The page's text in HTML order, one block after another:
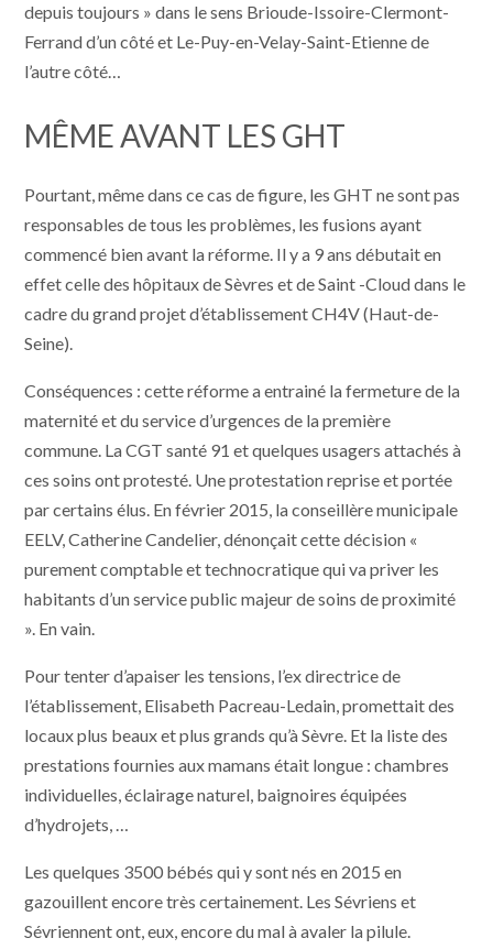
depuis toujours » dans le sens Brioude-Issoire-Clermont-
Ferrand d’un côté et Le-Puy-en-Velay-Saint-Etienne de
l’autre côté…
MÊME AVANT LES GHT
Pourtant, même dans ce cas de figure, les GHT ne sont pas
responsables de tous les problèmes, les fusions ayant
commencé bien avant la réforme. Il y a 9 ans débutait en
effet celle des hôpitaux de Sèvres et de Saint -Cloud dans le
cadre du grand projet d’établissement CH4V (Haut-de-
Seine).
Conséquences : cette réforme a entrainé la fermeture de la
maternité et du service d’urgences de la première
commune. La CGT santé 91 et quelques usagers attachés à
ces soins ont protesté. Une protestation reprise et portée
par certains élus. En février 2015, la conseillère municipale
EELV, Catherine Candelier, dénonçait cette décision «
purement comptable et technocratique qui va priver les
habitants d’un service public majeur de soins de proximité
». En vain.
Pour tenter d’apaiser les tensions, l’ex directrice de
l’établissement, Elisabeth Pacreau-Ledain, promettait des
locaux plus beaux et plus grands qu’à Sèvre. Et la liste des
prestations fournies aux mamans était longue : chambres
individuelles, éclairage naturel, baignoires équipées
d’hydrojets, …
Les quelques 3500 bébés qui y sont nés en 2015 en
gazouillent encore très certainement. Les Sévriens et
Sévriennent ont, eux, encore du mal à avaler la pilule.